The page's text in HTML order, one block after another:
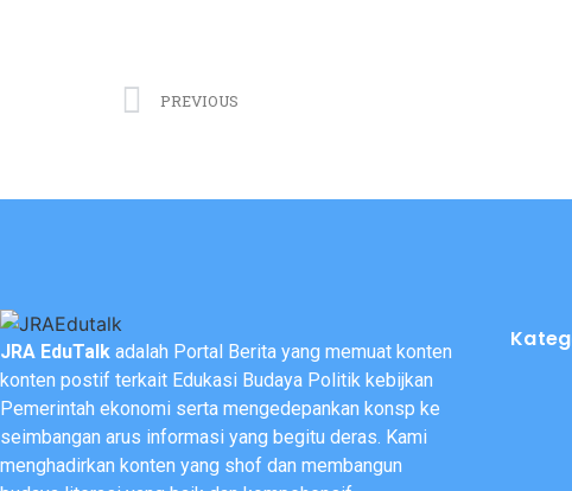
PREVIOUS
JRA EduTalk adalah Portal Berita yang memuat konten
konten postif terkait Edukasi Budaya Politik kebijkan
Pemerintah ekonomi serta mengedepankan konsp ke
seimbangan arus informasi yang begitu deras. Kami
menghadirkan konten yang shof dan membangun